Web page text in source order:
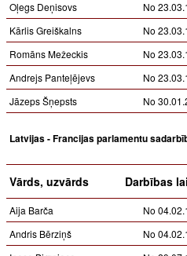
Oļegs Deņisovs
No
Kārlis Greiškalns
No
Romāns Mežeckis
No
Andrejs Panteļējevs
No
Jāzeps Šņepsts
No
Latvijas - Francijas parlamentu
Vārds, uzvārds Darbības
Aija Barča
No
Andris Bērziņš
No